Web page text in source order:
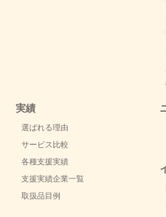
実績
選ばれる理由
サービス比較
各種支援実績
支援実績企業一覧
取扱品目例